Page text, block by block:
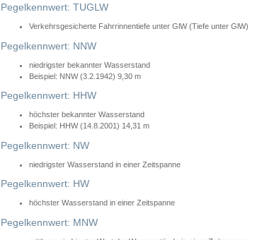
Pegelkennwert: TUGLW
Verkehrsgesicherte Fahrrinnentiefe unter GlW (Tiefe unter GlW)
Pegelkennwert: NNW
niedrigster bekannter Wasserstand
Beispiel: NNW (3.2.1942) 9,30 m
Pegelkennwert: HHW
höchster bekannter Wasserstand
Beispiel: HHW (14.8.2001) 14,31 m
Pegelkennwert: NW
niedrigster Wasserstand in einer Zeitspanne
Pegelkennwert: HW
höchster Wasserstand in einer Zeitspanne
Pegelkennwert: MNW